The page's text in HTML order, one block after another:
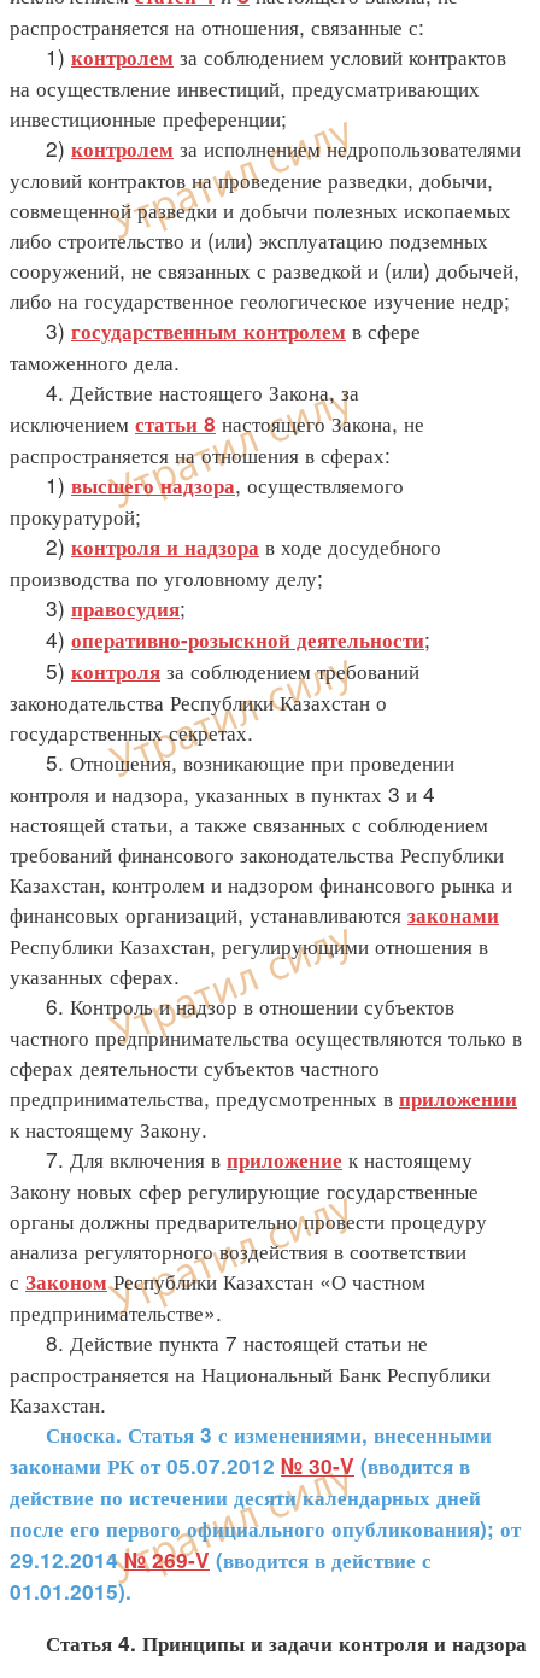
распространяется на отношения, связанные с:
1) контролем за соблюдением условий контрактов
на осуществление инвестиций, предусматривающих
инвестиционные преференции;
2) контролем за исполнением недропользователями
условий контрактов на проведение разведки, добычи,
совмещенной разведки и добычи полезных ископаемых
либо строительство и (или) эксплуатацию подземных
сооружений, не связанных с разведкой и (или) добычей,
либо на государственное геологическое изучение недр;
3) государственным контролем в сфере
таможенного дела.
4. Действие настоящего Закона, за
исключением статьи 8 настоящего Закона, не
распространяется на отношения в сферах:
1) высшего надзора, осуществляемого
прокуратурой;
2) контроля и надзора в ходе досудебного
производства по уголовному делу;
3) правосудия;
4) оперативно-розыскной деятельности;
5) контроля за соблюдением требований
законодательства Республики Казахстан о
государственных секретах.
5. Отношения, возникающие при проведении
контроля и надзора, указанных в пунктах 3 и 4
настоящей статьи, а также связанных с соблюдением
требований финансового законодательства Республики
Казахстан, контролем и надзором финансового рынка и
финансовых организаций, устанавливаются законами
Республики Казахстан, регулирующими отношения в
указанных сферах.
6. Контроль и надзор в отношении субъектов
частного предпринимательства осуществляются только в
сферах деятельности субъектов частного
предпринимательства, предусмотренных в приложении
к настоящему Закону.
7. Для включения в приложение к настоящему
Закону новых сфер регулирующие государственные
органы должны предварительно провести процедуру
анализа регуляторного воздействия в соответствии
с ЗакономРеспублики Казахстан «О частном
предпринимательстве».
8. Действие пункта 7 настоящей статьи не
распространяется на Национальный Банк Республики
Казахстан.
Сноска. Статья 3 с изменениями, внесенными
законами РК от 05.07.2012 № 30-V (вводится в
действие по истечении десяти календарных дней
после его первого официального опубликования); от
29.12.2014 № 269-V (вводится в действие с
01.01.2015).
Статья 4. Принципы и задачи контроля и надзора